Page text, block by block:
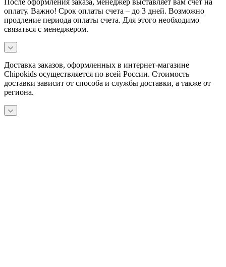
оплату. Важно! Срок оплаты счета – до 3 дней. Возможно
продление периода оплаты счета. Для этого необходимо
связаться с менеджером.
Доставка заказов, оформленных в интернет-магазине
Chipokids осуществляется по всей России. Стоимость
доставки зависит от способа и службы доставки, а также от
региона.